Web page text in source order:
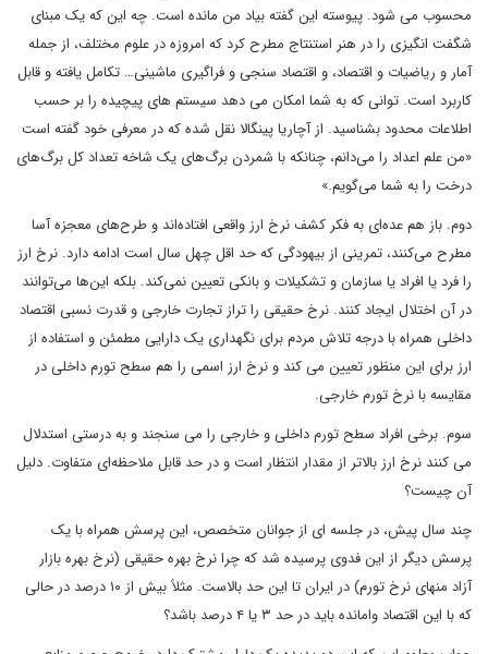
محسوب می شود. پیوسته این گفته بیاد من مانده است. چه این که یک مبنای
شگفت انگیزی را در هنر استنتاج مطرح کرد که امروزه در علوم مختلف، از جمله
آمار و ریاضیات و اقتصاد، و اقتصاد سنجی و فراگیری ماشینی… تکامل یافته و قابل
کاربرد است. توانی که به شما امکان می دهد سیستم های پیچیده را بر حسب
اطلاعات محدود بشناسید. از آچاریا پینگالا نقل شده که در معرفی خود گفته است
«من علم اعداد را می‌دانم، چنانکه با شمردن برگ‌های یک شاخه تعداد کل برگ‌های
درخت را به شما می‌گویم.»
دوم. باز هم عده‌ای به فکر کشف نرخ ارز واقعی افتاده‌اند و طرح‌های معجزه آسا
مطرح می‌کنند، تمرینی از بیهودگی که حد اقل چهل سال است ادامه دارد. نرخ ارز
را فرد یا افراد یا سازمان و تشکیلات و بانکی تعیین نمی‌کند. بلکه این‌ها می‌توانند
در آن اختلال ایجاد کنند. نرخ حقیقی را تراز تجارت خارجی و قدرت نسبی اقتصاد
داخلی همراه با درجه تلاش مردم برای نگهداری یک دارایی مطمئن و استفاده از
ارز برای این منظور تعیین می کند و نرخ ارز اسمی را هم سطح تورم داخلی در
مقایسه با نرخ تورم خارجی.
سوم. برخی افراد سطح تورم داخلی و خارجی را می سنجند و به درستی استدلال
می کنند نرخ ارز بالاتر از مقدار انتظار است و در حد قابل ملاحظه‌ای متفاوت. دلیل
آن چیست؟
چند سال پیش، در جلسه ای از جوانان متخصص، این پرسش همراه با یک
پرسش دیگر از این فدوی پرسیده شد که چرا نرخ بهره حقیقی (نرخ بهره بازار
آزاد منهای نرخ تورم) در ایران تا این حد بالاست. مثلاً بیش از ۱۰ درصد در حالی
که با این اقتصاد وامانده باید در حد ۳ یا ۴ درصد باشد؟